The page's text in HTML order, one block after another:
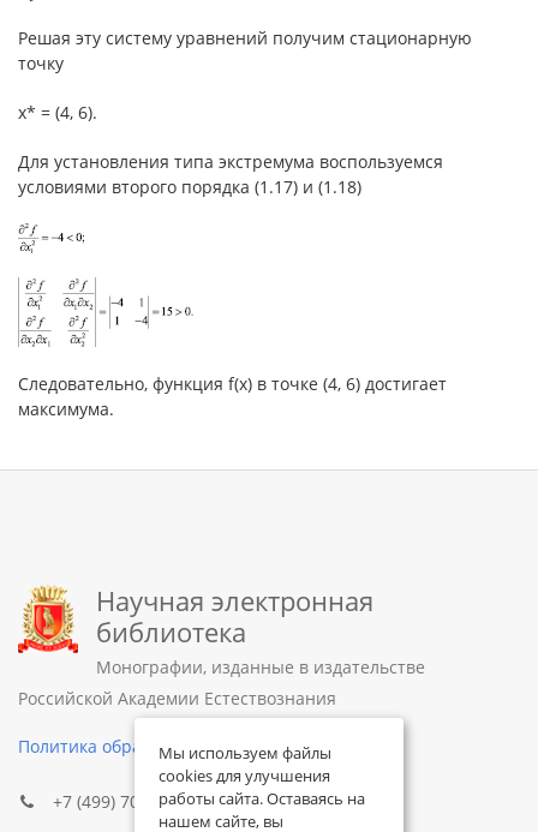
Решая эту систему уравнений получим стационарную
точку
x* = (4, 6).
Для установления типа экстремума воспользуемся
условиями второго порядка (1.17) и (1.18)
Следовательно, функция f(x) в точке (4, 6) достигает
максимума.
Научная электронная
библиотека
Монографии, изданные в издательстве
Российской Академии Естествознания
Политика обработки персональных данных
+7 (499) 705-72-30
Мы используем файлы
cookies для улучшения
работы сайта. Оставаясь на
нашем сайте, вы